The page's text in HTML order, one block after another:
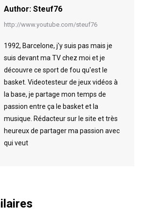
Author: Steuf76
http://www.youtube.com/steuf76
1992, Barcelone, j'y suis pas mais je
suis devant ma TV chez moi et je
découvre ce sport de fou qu'est le
basket. Videotesteur de jeux vidéos à
la base, je partage mon temps de
passion entre ça le basket et la
musique. Rédacteur sur le site et très
heureux de partager ma passion avec
qui veut